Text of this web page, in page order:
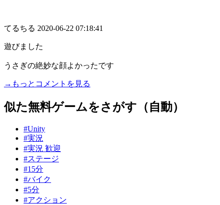
てるちる 2020-06-22 07:18:41
遊びました
うさぎの絶妙な顔よかったです
→もっとコメントを見る
似た無料ゲームをさがす（自動）
#Unity
#実況
#実況 歓迎
#ステージ
#15分
#バイク
#5分
#アクション